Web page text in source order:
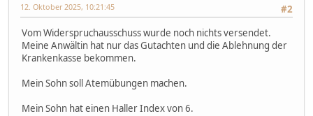
#2
12. Oktober 2025, 10:21:45
Vom Widerspruchausschuss wurde noch nichts versendet.
Meine Anwältin hat nur das Gutachten und die Ablehnung der
Krankenkasse bekommen.
Mein Sohn soll Atemübungen machen.
Mein Sohn hat einen Haller Index von 6.